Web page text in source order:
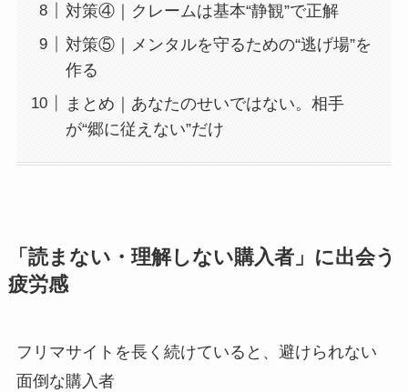
対策④｜クレームは基本“静観”で正解
対策⑤｜メンタルを守るための“逃げ場”を
作る
まとめ｜あなたのせいではない。相手
が“郷に従えない”だけ
「読まない・理解しない購入者」に出会う
疲労感
フリマサイトを長く続けていると、避けられない
面倒な購入者